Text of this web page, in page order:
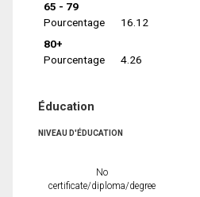
65 - 79
Pourcentage
16.12
80+
Pourcentage
4.26
Éducation
NIVEAU D'ÉDUCATION
No
certificate/diploma/degree